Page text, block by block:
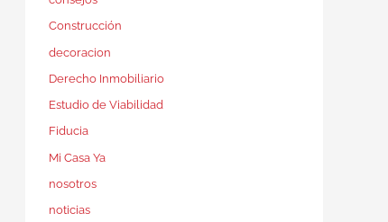
Construcción
decoracion
Derecho Inmobiliario
Estudio de Viabilidad
Fiducia
Mi Casa Ya
nosotros
noticias